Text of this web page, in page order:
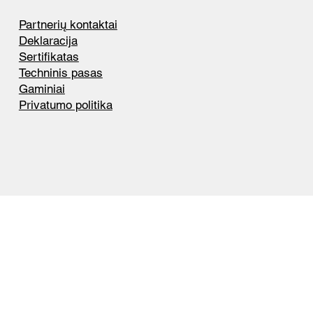
Partnerių kontaktai
Deklaracija
Sertifikatas
Techninis pasas
Gaminiai
Privatumo politika